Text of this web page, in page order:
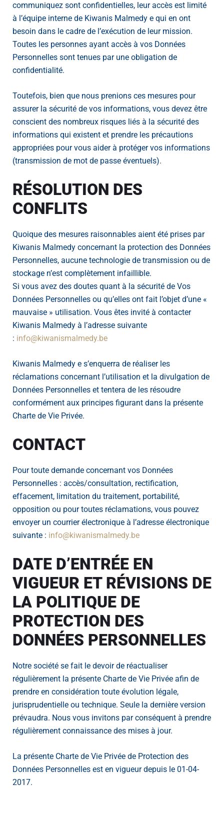
communiquez sont confidentielles, leur accès est limité
à l’équipe interne de Kiwanis Malmedy e qui en ont
besoin dans le cadre de l’exécution de leur mission.
Toutes les personnes ayant accès à vos Données
Personnelles sont tenues par une obligation de
confidentialité.
Toutefois, bien que nous prenions ces mesures pour
assurer la sécurité de vos informations, vous devez être
conscient des nombreux risques liés à la sécurité des
informations qui existent et prendre les précautions
appropriées pour vous aider à protéger vos informations
(transmission de mot de passe éventuels).
RÉSOLUTION DES
CONFLITS
Quoique des mesures raisonnables aient été prises par
Kiwanis Malmedy concernant la protection des Données
Personnelles, aucune technologie de transmission ou de
stockage n’est complètement infaillible.
Si vous avez des doutes quant à la sécurité de Vos
Données Personnelles ou qu’elles ont fait l’objet d’une «
mauvaise » utilisation. Vous êtes invité à contacter
Kiwanis Malmedy à l’adresse suivante
: info@kiwanismalmedy.be
Kiwanis Malmedy e s’enquerra de réaliser les
réclamations concernant l’utilisation et la divulgation de
Données Personnelles et tentera de les résoudre
conformément aux principes figurant dans la présente
Charte de Vie Privée.
CONTACT
Pour toute demande concernant vos Données
Personnelles : accès/consultation, rectification,
effacement, limitation du traitement, portabilité,
opposition ou pour toutes réclamations, vous pouvez
envoyer un courrier électronique à l’adresse électronique
suivante : info@kiwanismalmedy.be
DATE D’ENTRÉE EN
VIGUEUR ET RÉVISIONS DE
LA POLITIQUE DE
PROTECTION DES
DONNÉES PERSONNELLES
Notre société se fait le devoir de réactualiser
régulièrement la présente Charte de Vie Privée afin de
prendre en considération toute évolution légale,
jurisprudentielle ou technique. Seule la dernière version
prévaudra. Nous vous invitons par conséquent à prendre
régulièrement connaissance des mises à jour.
La présente Charte de Vie Privée de Protection des
Données Personnelles est en vigueur depuis le 01-04-
2017.